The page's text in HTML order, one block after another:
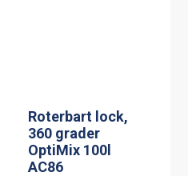
Roterbart lock,
360 grader
OptiMix 100l
AC86